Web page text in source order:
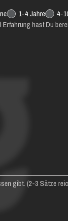
1-4 Jahre
4-
Erfahrung hast Du
gibt. (2-3 Sätze